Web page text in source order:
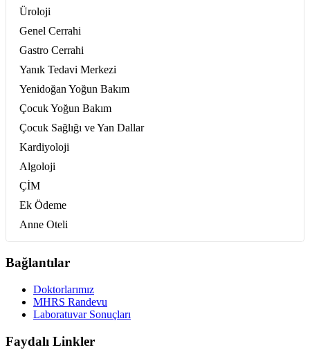
Üroloji
Genel Cerrahi
Gastro Cerrahi
Yanık Tedavi Merkezi
Yenidoğan Yoğun Bakım
Çocuk Yoğun Bakım
Çocuk Sağlığı ve Yan Dallar
Kardiyoloji
Algoloji
ÇİM
Ek Ödeme
Anne Oteli
Bağlantılar
Doktorlarımız
MHRS Randevu
Laboratuvar Sonuçları
Faydalı Linkler